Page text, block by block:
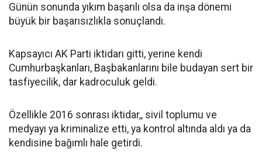
Günün sonunda yıkım başarılı olsa da inşa dönemi
büyük bir başarısızlıkla sonuçlandı.
Kapsayıcı AK Parti iktidarı gitti, yerine kendi
Cumhurbaşkanları, Başbakanlarını bile budayan sert bir
tasfiyecilik, dar kadroculuk geldi.
Özellikle 2016 sonrası iktidar,, sivil toplumu ve
medyayı ya kriminalize etti, ya kontrol altında aldı ya da
kendisine bağımlı hale getirdi.